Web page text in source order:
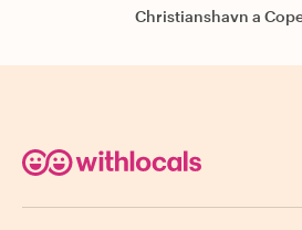
Christianshavn a